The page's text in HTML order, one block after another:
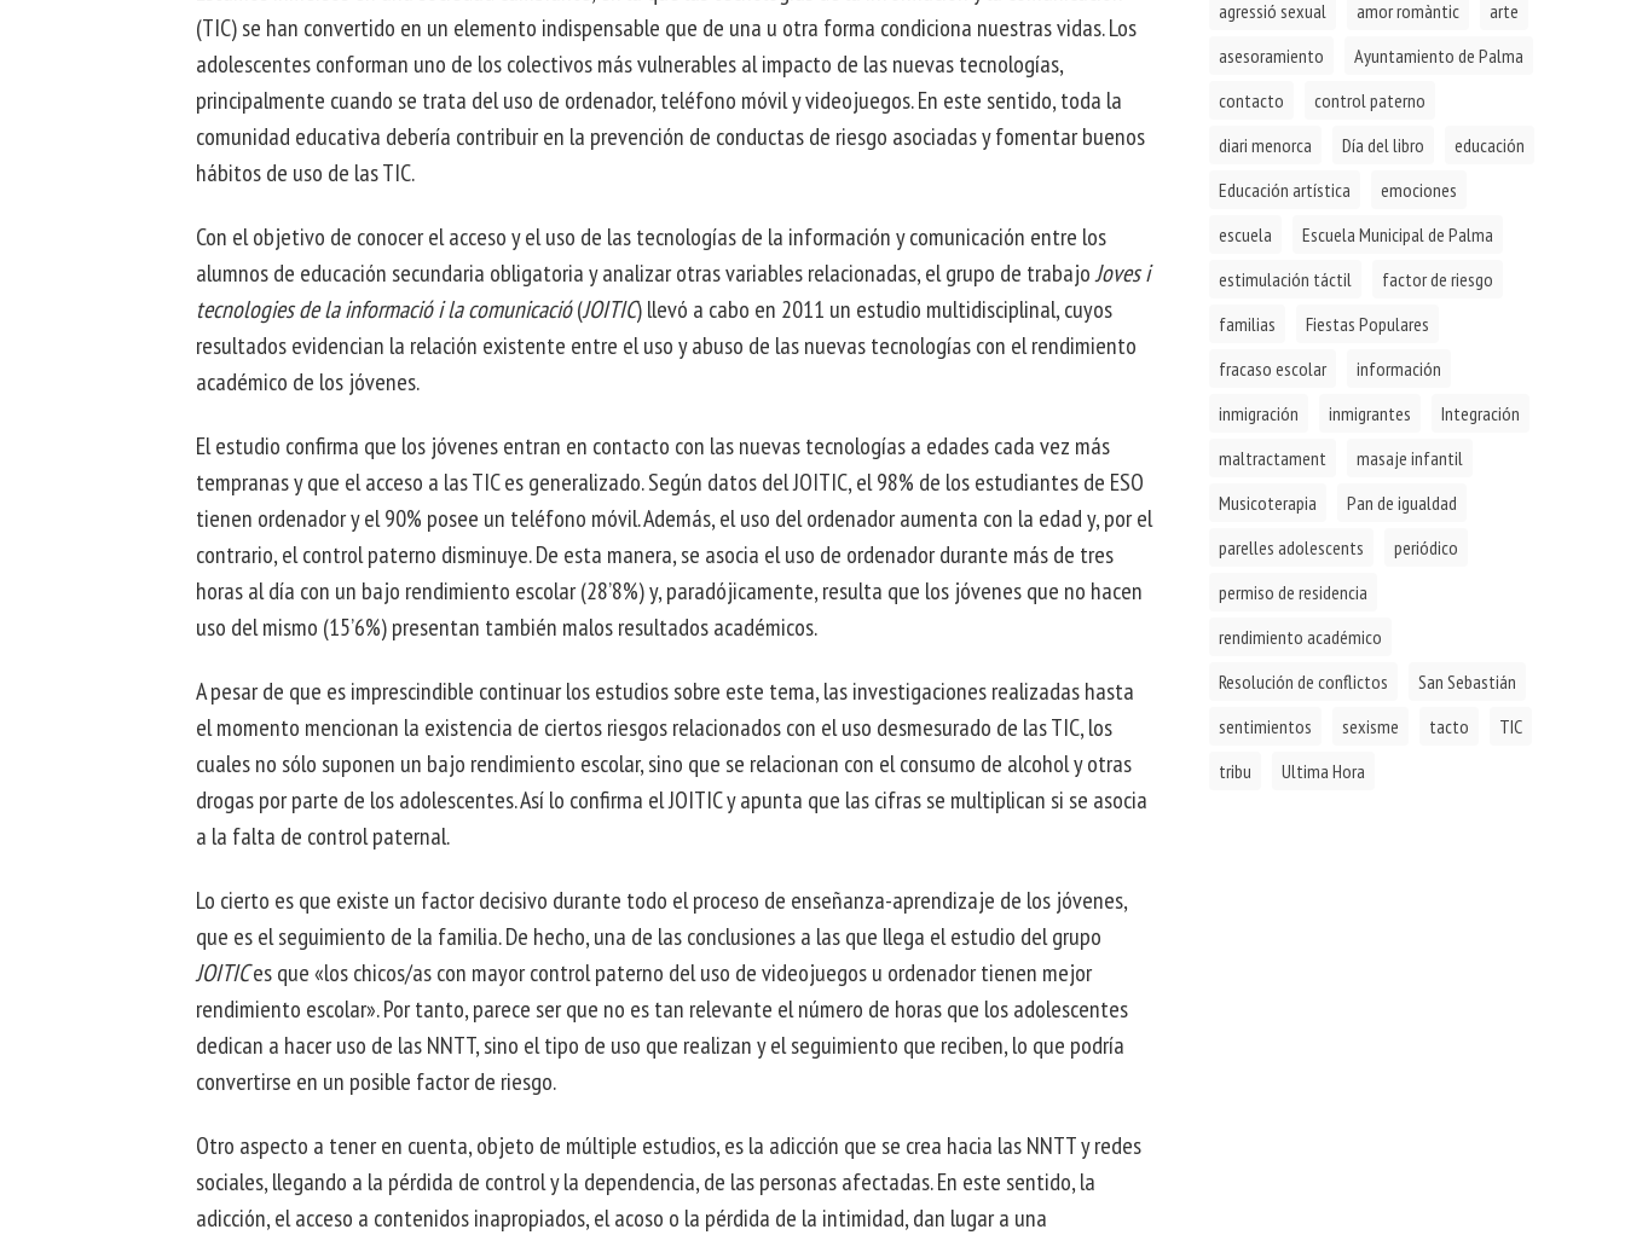
DE
DESCUBRIMIENTO
INFANTIL
INTERVENCIÓN
SOCIAL
CON
COLECTIVOS
(TIC) se han convertido en un elemento indispensable que de una u otra forma condiciona nuestras vidas. Los
adolescentes conforman uno de los colectivos más vulnerables al impacto de las nuevas tecnologías,
principalmente cuando se trata del uso de ordenador, teléfono móvil y videojuegos. En este sentido, toda la
comunidad educativa debería contribuir en la prevención de conductas de riesgo asociadas y fomentar buenos
hábitos de uso de las TIC.
Con el objetivo de conocer el acceso y el uso de las tecnologías de la información y comunicación entre los
alumnos de educación secundaria obligatoria y analizar otras variables relacionadas, el grupo de trabajoJoves i
tecnologies de la informació i la comunicació(JOITIC) llevó a cabo en 2011 un estudio multidisciplinal, cuyos
resultados evidencian la relación existente entre el uso y abuso de las nuevas tecnologías con el rendimiento
académico de los jóvenes.
El estudio confirma que los jóvenes entran en contacto con las nuevas tecnologías a edades cada vez más
tempranas y que el acceso a las TIC es generalizado. Según datos del JOITIC, el 98% de los estudiantes de ESO
tienen ordenador y el 90% posee un teléfono móvil. Además, el uso del ordenador aumenta con la edad y, por el
contrario, el control paterno disminuye. De esta manera, se asocia el uso de ordenador durante más de tres
horas al día con un bajo rendimiento escolar (28’8%) y, paradójicamente, resulta que los jóvenes que no hacen
uso del mismo (15’6%) presentan también malos resultados académicos.
A pesar de que es imprescindible continuar los estudios sobre este tema, las investigaciones realizadas hasta
el momento mencionan la existencia de ciertos riesgos relacionados con el uso desmesurado de las TIC, los
cuales no sólo suponen un bajo rendimiento escolar, sino que se relacionan con el consumo de alcohol y otras
drogas por parte de los adolescentes. Así lo confirma el JOITIC y apunta que las cifras se multiplican si se asocia
a la falta de control paternal.
Lo cierto es que existe un factor decisivo durante todo el proceso de enseñanza-aprendizaje de los jóvenes,
que es el seguimiento de la familia. De hecho, una de las conclusiones a las que llega el estudio del grupo
JOITICes que «los chicos/as con mayor control paterno del uso de videojuegos u ordenador tienen mejor
rendimiento escolar». Por tanto, parece ser que no es tan relevante el número de horas que los adolescentes
dedican a hacer uso de las NNTT, sino el tipo de uso que realizan y el seguimiento que reciben, lo que podría
convertirse en un posible factor de riesgo.
Otro aspecto a tener en cuenta, objeto de múltiple estudios, es la adicción que se crea hacia las NNTT y redes
sociales, llegando a la pérdida de control y la dependencia, de las personas afectadas. En este sentido, la
adicción, el acceso a contenidos inapropiados, el acoso o la pérdida de la intimidad, dan lugar a una
agressió sexual
amor romàntic
arte
asesoramiento
Ayuntamiento de Palma
contacto
control paterno
diari menorca
Día del libro
educación
Educación artística
emociones
escuela
Escuela Municipal de Palma
estimulación táctil
factor de riesgo
familias
Fiestas Populares
fracaso escolar
información
inmigración
inmigrantes
Integración
maltractament
masaje infantil
Musicoterapia
Pan de igualdad
parelles adolescents
periódico
permiso de residencia
rendimiento académico
Resolución de conflictos
San Sebastián
sentimientos
sexisme tacto
TIC
tribu
Ultima Hora